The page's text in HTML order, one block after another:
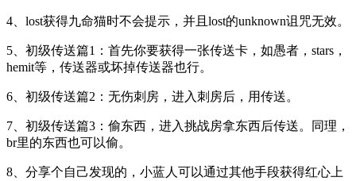
4、lost获得九命猫时不会提示，并且lost的unknown诅咒无效。
5、初级传送篇1：首先你要获得一张传送卡，如愚者，stars，
hemit等，传送器或坏掉传送器也行。
6、初级传送篇2：无伤刺房，进入刺房后，用传送。
7、初级传送篇3：偷东西，进入挑战房拿东西后传送。同理，
br里的东西也可以偷。
8、分享个自己发现的，小蓝人可以通过其他手段获得红心上